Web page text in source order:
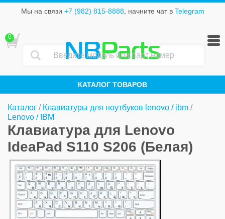
Мы на связи +7 (982) 815-8888, начните чат в Telegram
NBParts
КАТАЛОГ ТОВАРОВ
0
Каталог / Клавиатуры для ноутбуков lenovo / ibm /
Lenovo / IBM
Клавиатура для Lenovo
IdeaPad S110 S206 (Белая)